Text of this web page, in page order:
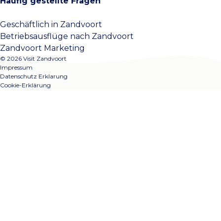
Geschäftlich in Zandvoort
Betriebsausflüge nach Zandvoort
Zandvoort Marketing
© 2026 Visit Zandvoort
Impressum
Datenschutz Erklarung
Cookie-Erklärung